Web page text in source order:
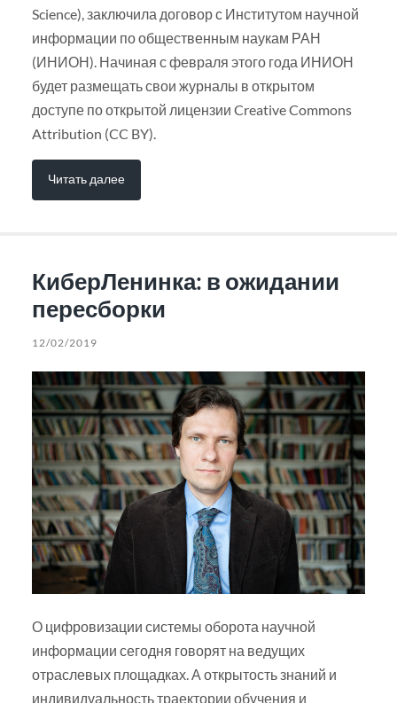
Science), заключила договор с Институтом научной
информации по общественным наукам РАН
(ИНИОН). Начиная с февраля этого года ИНИОН
будет размещать свои журналы в открытом
доступе по открытой лицензии Creative Commons
Attribution (CC BY).
Читать далее
КиберЛенинка: в ожидании
пересборки
12/02/2019
О цифровизации системы оборота научной
информации сегодня говорят на ведущих
отраслевых площадках. А открытость знаний и
индивидуальность траектории обучения и